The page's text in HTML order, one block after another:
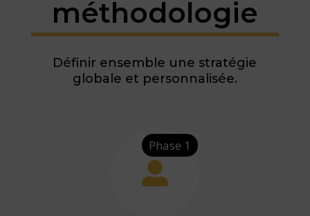
méthodologie
Définir ensemble une stratégie
globale et personnalisée.

Phase 1